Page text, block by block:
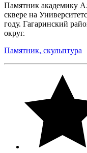
Памятник академику
сквере на
году. Гагаринский
округ.
Памятник, скульптура